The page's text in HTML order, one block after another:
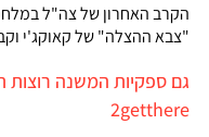
הקרב האחרון של צה"ל
"צבא ההצלה" של קאוקג'י
2getthere